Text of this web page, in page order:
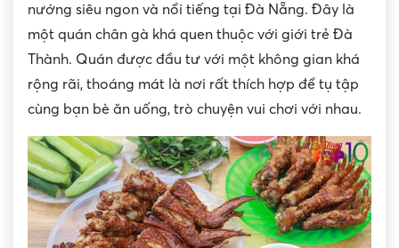
nướng siêu ngon và nổi tiếng tại Đà Nẵng. Đây là
một quán chân gà khá quen thuộc với giới trẻ Đà
Thành. Quán được đầu tư với một không gian khá
rộng rãi, thoáng mát là nơi rất thích hợp để tụ tập
cùng bạn bè ăn uống, trò chuyện vui chơi với nhau.